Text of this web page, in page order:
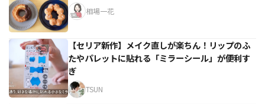
相場一花
【セリア新作】メイク直しが楽ちん！リップのふ
たやパレットに貼れる「ミラーシール」が便利す
ぎ
TSUN